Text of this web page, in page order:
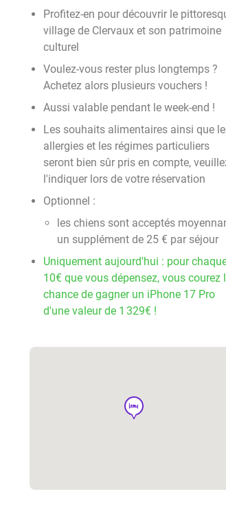
Profitez-en pour découvrir le
village de Clervaux et son patrimoine
culturel
Voulez-vous rester plus longtemps ?
Achetez alors plusieurs vouchers !
Aussi valable pendant le week-end !
Les souhaits alimentaires ainsi que
allergies et les régimes particuliers
seront bien sûr pris en compte,
l'indiquer lors de votre réservation
Optionnel :
les chiens sont acceptés
un supplément de 25 € par séjour
Uniquement aujourd'hui : pour
10€ que vous dépensez, vous courez
chance de gagner un iPhone 17 Pro
d'une valeur de 1 329€ !
hotel